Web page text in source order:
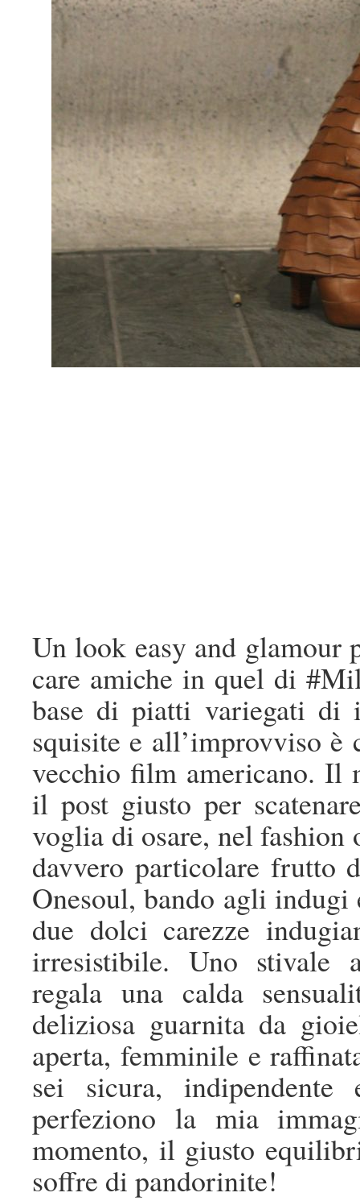
Un look easy and glamour
care amiche in quel di
base di piatti variegati di
squisite e all’improvviso
vecchio film americano. Il
il post giusto per
voglia di osare, nel fashion
davvero particolare frutto
Onesoul, bando agli
due dolci carezze
irresistibile. Uno stivale
regala una calda
deliziosa guarnita da
aperta, femminile e
sei sicura,
perfeziono la mia
momento, il giusto
soffre di pandorinite!